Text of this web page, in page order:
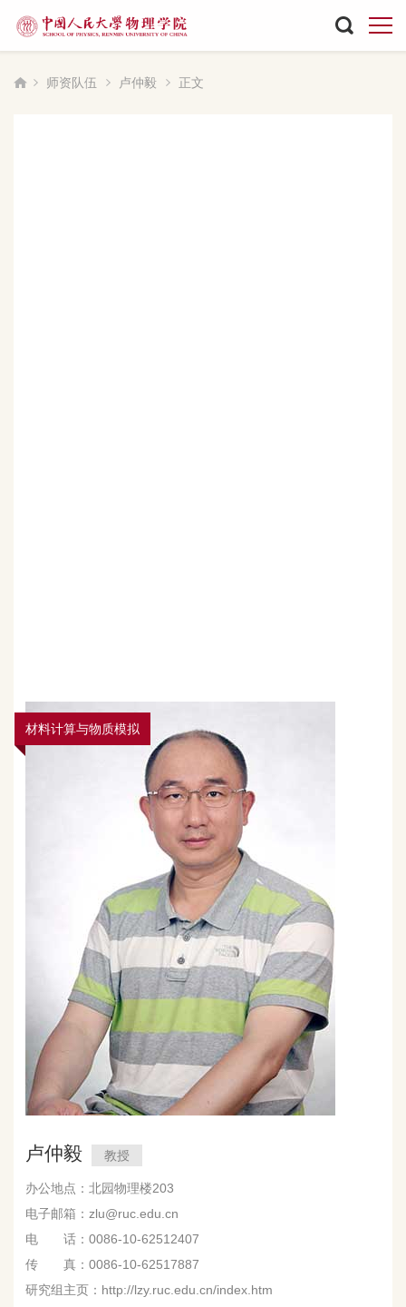
师资队伍 卢仲毅 正文
材料计算与物质模拟
卢仲毅 教授
办公地点：北园物理楼203
电子邮箱：zlu@ruc.edu.cn
电 话：0086-10-62512407
传 真：0086-10-62517887
研究组主页：http://lzy.ruc.edu.cn/index.htm